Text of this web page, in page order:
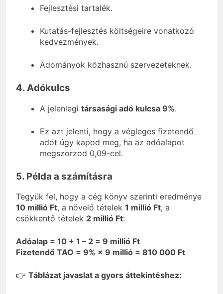
Fejlesztési tartalék.
Kutatás-fejlesztés költségeire vonatkozó
kedvezmények.
Adományok közhasznú szervezeteknek.
4. Adókulcs
A jelenlegi társasági adó kulcsa 9%.
Ez azt jelenti, hogy a végleges fizetendő
adót úgy kapod meg, ha az adóalapot
megszorzod 0,09-cel.
5. Példa a számításra
Tegyük fel, hogy a cég könyv szerinti eredménye
10 millió Ft, a növelő tételek 1 millió Ft, a
csökkentő tételek 2 millió Ft:
Adóalap = 10 + 1 – 2 = 9 millió Ft
Fizetendő TAO = 9% × 9 millió = 810 000 Ft
👉 Táblázat javaslat a gyors áttekintéshez: